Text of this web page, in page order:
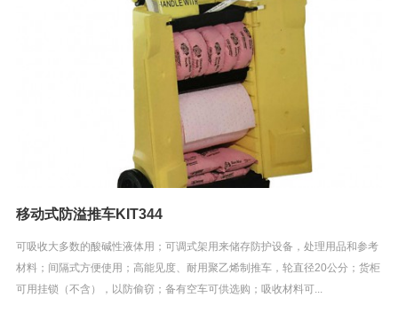
移动式防溢推车KIT344
可吸收大多数的酸碱性液体用；可调式架用来储存防护设备，处理用品和参考
材料；间隔式方便使用；高能见度、耐用聚乙烯制推车，轮直径20公分；货柜
可用挂锁（不含），以防偷窃；备有空车可供选购；吸收材料可...